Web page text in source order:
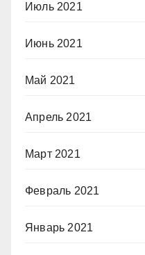
Июль 2021
Июнь 2021
Май 2021
Апрель 2021
Март 2021
Февраль 2021
Январь 2021